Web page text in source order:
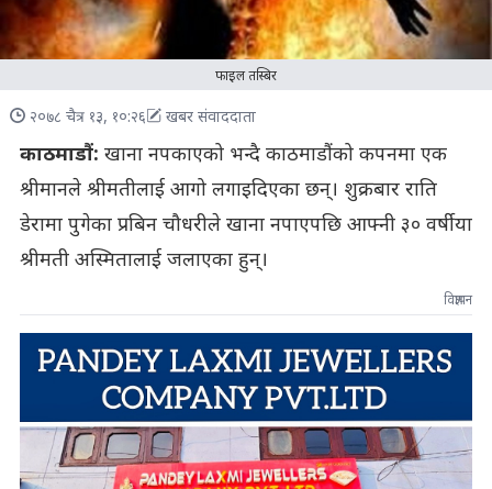
फाइल तस्बिर
२०७८ चैत्र १३, १०:२६ खबर संवाददाता
काठमाडौं: खाना नपकाएको भन्दै काठमाडौंको कपनमा एक
श्रीमानले श्रीमतीलाई आगो लगाइदिएका छन्। शुक्रबार राति
डेरामा पुगेका प्रबिन चौधरीले खाना नपाएपछि आफ्नी ३० वर्षीया
श्रीमती अस्मितालाई जलाएका हुन्।
विज्ञापन